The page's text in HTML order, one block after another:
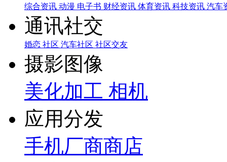
综合资讯 动漫 电子书 财经资讯 体育资讯 科技资讯 汽车
通讯社交
婚恋 社区 汽车社区 社区交友
摄影图像
美化加工 相机
应用分发
手机厂商商店